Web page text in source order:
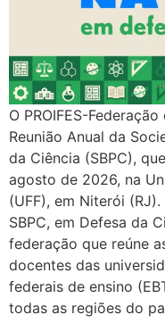
O PROIFES-
Reunião Anual da
da Ciência (SBPC),
agosto de 2026, na
(UFF), em Niterói (RJ).
SBPC, em Defesa da
federação que reúne
docentes das
federais de ensino
todas as regiões do